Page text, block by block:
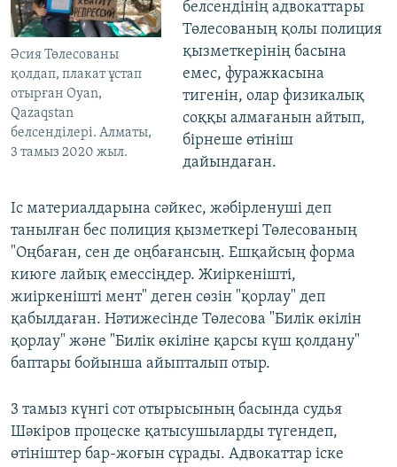
Әсия Төлесованы
қолдап, плакат ұстап
отырған Oyan,
Qazaqstan
белсенділері. Алматы,
3 тамыз 2020 жыл.
белсендінің адвокаттары
Төлесованың қолы полиция
қызметкерінің басына
емес, фуражкасына
тигенін, олар физикалық
соққы алмағанын айтып,
бірнеше өтініш
дайындаған.
Іс материалдарына сәйкес, жәбірленуші деп
танылған бес полиция қызметкері Төлесованың
"Оңбаған, сен де оңбағансың. Ешқайсың форма
киюге лайық емессіңдер. Жиіркенішті,
жиіркенішті мент" деген сөзін "қорлау" деп
қабылдаған. Нәтижесінде Төлесова "Билік өкілін
қорлау" және "Билік өкіліне қарсы күш қолдану"
баптары бойынша айыпталып отыр.
3 тамыз күнгі сот отырысының басында судья
Шәкіров процеске қатысушыларды түгендеп,
өтініштер бар-жоғын сұрады. Адвокаттар іске